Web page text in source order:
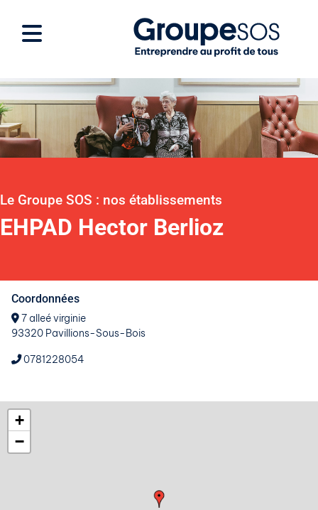
Le Groupe SOS : nos établissements
EHPAD Hector Berlioz
Coordonnées
7 alleé virginie
93320 Pavillions-Sous-Bois
0781228054
+
−